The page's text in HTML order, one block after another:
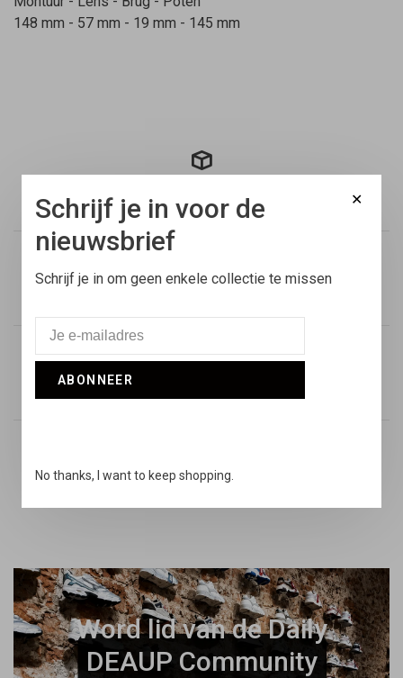
148 mm - 57 mm - 19 mm - 145 mm
Binnen Nederland vanaf €100,-
Voor 17:00 besteld
14 dagen niet goed geld terug
Snelle support
Word lid van de Daily
DEAUP Community
✕
Schrijf je in voor de
nieuwsbrief
Schrijf je in om geen enkele collectie te missen
ABONNEER
No thanks, I want to keep shopping.